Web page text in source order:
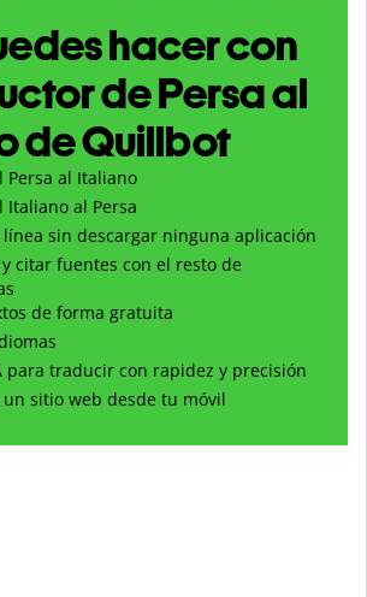
hacer con
de Persa al
de Quillbot
Persa al Italiano
al Persa
sin descargar ninguna aplicación
citar fuentes con el resto de
de forma gratuita
para traducir con rapidez y precisión
sitio web desde tu móvil